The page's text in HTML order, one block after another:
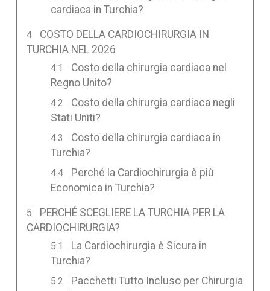
cardiaca in Turchia?
COSTO DELLA CARDIOCHIRURGIA IN
TURCHIA NEL 2026
Costo della chirurgia cardiaca nel
Regno Unito?
Costo della chirurgia cardiaca negli
Stati Uniti?
Costo della chirurgia cardiaca in
Turchia?
Perché la Cardiochirurgia è più
Economica in Turchia?
PERCHÉ SCEGLIERE LA TURCHIA PER LA
CARDIOCHIRURGIA?
La Cardiochirurgia è Sicura in
Turchia?
Pacchetti Tutto Incluso per Chirurgia